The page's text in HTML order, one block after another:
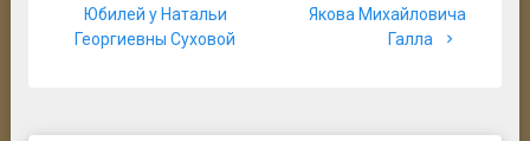
записям
запись:
Юбилей у Натальи
Георгиевны Суховой
запись:
Якова Михайловича
Галла